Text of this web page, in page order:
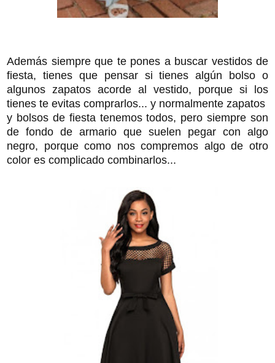
Además siempre que te pones a buscar vestidos de
fiesta, tienes que pensar si tienes algún bolso o
algunos zapatos acorde al vestido, porque si los
tienes te evitas comprarlos... y normalmente zapatos
y bolsos de fiesta tenemos todos, pero siempre son
de fondo de armario que suelen pegar con algo
negro, porque como nos compremos algo de otro
color es complicado combinarlos...